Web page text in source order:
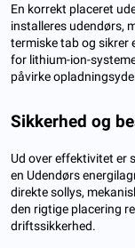
En korrekt placeret
installeres udendørs,
termiske tab og
for lithium-ion-
påvirke
Sikkerhed og
Ud over effektivitet er
en Udendørs
direkte sollys,
den rigtige placering
driftssikkerhed.